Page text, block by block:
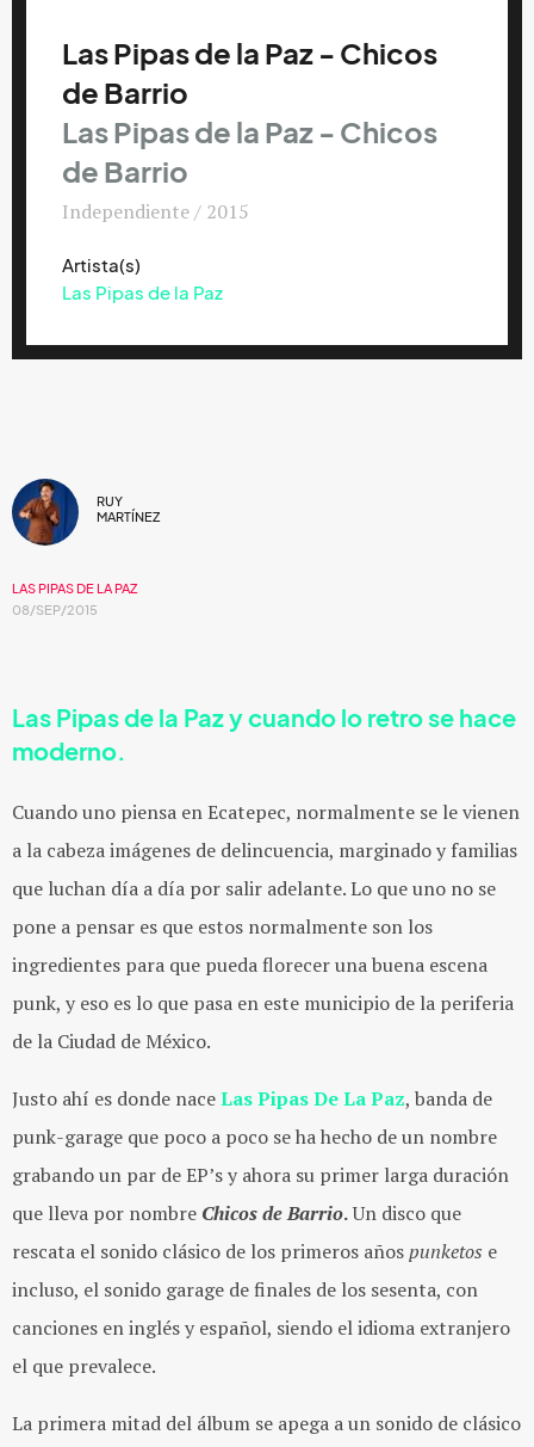
Las Pipas de la Paz - Chicos
de Barrio
Las Pipas de la Paz - Chicos
de Barrio
Independiente / 2015
Artista(s)
Las Pipas de la Paz
RUY
MARTÍNEZ
LAS PIPAS DE LA PAZ
08/SEP/2015
Las Pipas de la Paz y cuando lo retro se hace
moderno.
Cuando uno piensa en Ecatepec, normalmente se le vienen
a la cabeza imágenes de delincuencia, marginado y familias
que luchan día a día por salir adelante. Lo que uno no se
pone a pensar es que estos normalmente son los
ingredientes para que pueda florecer una buena escena
punk, y eso es lo que pasa en este municipio de la periferia
de la Ciudad de México.
Justo ahí es donde naceLas Pipas De La Paz, banda de
punk-garage que poco a poco se ha hecho de un nombre
grabando un par de EP’s y ahora su primer larga duración
que lleva por nombre Chicos de Barrio.Un disco que
rescata el sonido clásico de los primeros añospunketos e
incluso, el sonido garage de finales de los sesenta, con
canciones en inglés y español, siendo el idioma extranjero
el que prevalece.
La primera mitad del álbum se apega a un sonido de clásico